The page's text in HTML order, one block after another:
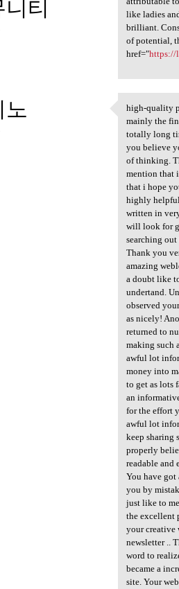
티
like ladies
brilliant.
of potential,
href="https://
노 high-
high-quality
mainly the
totally long
you believe
of thinking.
mention that
that i hope
highly
written in
will look for
searching
Thank you
amazing
a doubt like
undertand.
observed
as nicely!
returned to
making such
awful lot
money into
to get as lots
an
for the effort
awful lot
keep sharing
properly
readable and
You have
you by
just like to
the excellent
your creative
newsletter ..
word to
became a
site. Your